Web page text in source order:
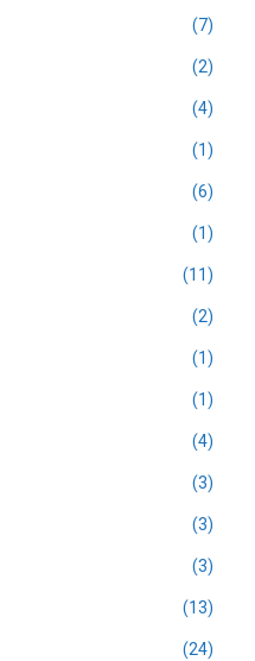
(7)
(2)
(4)
(1)
(6)
(1)
(11)
(2)
(1)
(1)
(4)
(3)
(3)
(3)
(13)
(24)